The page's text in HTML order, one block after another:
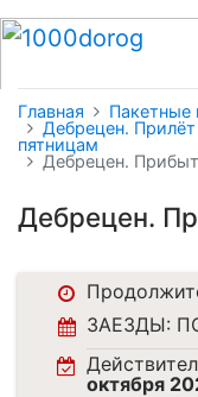
Главная
Дебрецен.
пятницам
Дебрецен.
Дебрецен.
ЗАЕЗДЫ:
октября